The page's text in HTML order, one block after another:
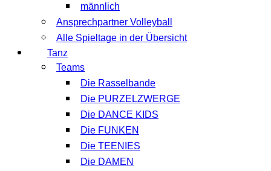
männlich
Ansprechpartner Volleyball
Alle Spieltage in der Übersicht
Tanz
Teams
Die Rasselbande
Die PURZELZWERGE
Die DANCE KIDS
Die FUNKEN
Die TEENIES
Die DAMEN